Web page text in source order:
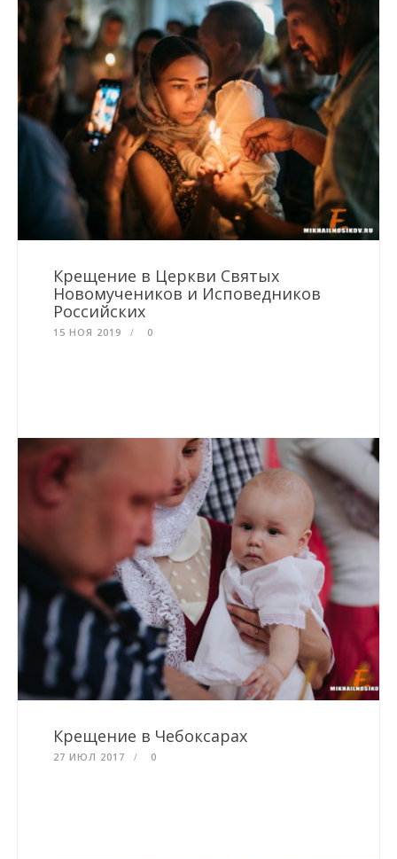
Крещение в Церкви Святых
Новомучеников и Исповедников
Российских
15 НОЯ 2019 0
Крещение в Чебоксарах
27 ИЮЛ 2017 0